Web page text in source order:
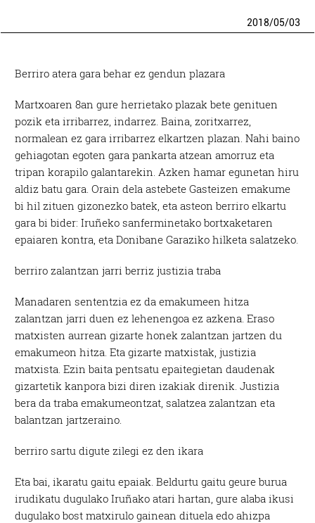
2018/05/03
Berriro atera gara behar ez gendun plazara
Martxoaren 8an gure herrietako plazak bete genituen
pozik eta irribarrez, indarrez. Baina, zoritxarrez,
normalean ez gara irribarrez elkartzen plazan. Nahi baino
gehiagotan egoten gara pankarta atzean amorruz eta
tripan korapilo galantarekin. Azken hamar egunetan hiru
aldiz batu gara. Orain dela astebete Gasteizen emakume
bi hil zituen gizonezko batek, eta asteon berriro elkartu
gara bi bider: Iruñeko sanferminetako bortxaketaren
epaiaren kontra, eta Donibane Garaziko hilketa salatzeko.
berriro zalantzan jarri berriz justizia traba
Manadaren sententzia ez da emakumeen hitza
zalantzan jarri duen ez lehenengoa ez azkena. Eraso
matxisten aurrean gizarte honek zalantzan jartzen du
emakumeon hitza. Eta gizarte matxistak, justizia
matxista. Ezin baita pentsatu epaitegietan daudenak
gizartetik kanpora bizi diren izakiak direnik. Justizia
bera da traba emakumeontzat, salatzea zalantzan eta
balantzan jartzeraino.
berriro sartu digute zilegi ez den ikara
Eta bai, ikaratu gaitu epaiak. Beldurtu gaitu geure burua
irudikatu dugulako Iruñako atari hartan, gure alaba ikusi
dugulako bost matxirulo gainean dituela edo ahizpa